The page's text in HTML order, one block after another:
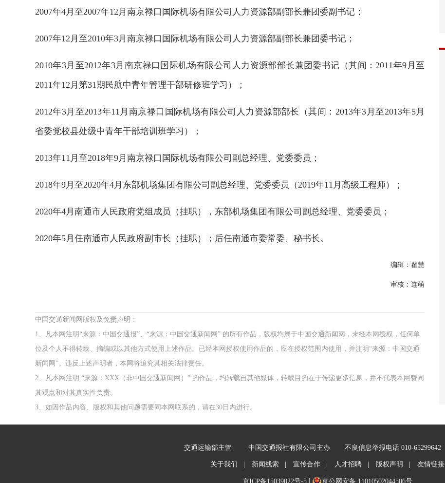
2007年4月至2007年12月南京禄口国际机场有限公司人力资源部副部长兼团委副书记；
2007年12月至2010年3月南京禄口国际机场有限公司人力资源部副部长兼团委书记；
2010年3月至2012年3月南京禄口国际机场有限公司人力资源部部长兼团委书记（其间：2011年9月至
2011年12月第31期民航中青年管理干部研修班学习）；
2012年3月至2013年11月南京禄口国际机场有限公司人力资源部部长（其间：2013年3月至2013年5月
省委党校县处级中青年干部培训班学习）；
2013年11月至2018年9月南京禄口国际机场有限公司副总经理、党委委员；
2018年9月至2020年4月东部机场集团有限公司副总经理、党委委员（2019年11月高级工程师）；
2020年4月南通市人民政府党组成员（挂职），东部机场集团有限公司副总经理、党委委员；
2020年5月任南通市人民政府副市长（挂职）；后任南通市委常委、秘书长。
编辑：翟慧
审核：连萌
中国交通新闻网版权及免责声明：
1、凡本网注明“来源：中国交通报”、“来源：中国交通新闻网” 的所有作品，版权均属于中国交通新闻网，未经本网授权，任何单
位及个人不得转载、摘编或以其他方式使用上述作品。已经本网授权使用作品的，应在授权范围内使用，并注明“来源：中国交通
新闻网”。违反上述声明者，本网将追究其相关法律责任。
2、凡本网注明 “来源：XXX（非中国交通新闻网）” 的作品，均转载自其他媒体，转载目的在于传递更多信息，并不代表本网赞同
其观点和对其真实性负责。
3、如因作品内容、版权和其他问题需要同本网联系的，请在30日内进行。
2026年中国航海日论坛 交通运输执法“我是大队长”主题活动
交通运输部主管 中国交通报社有限公司主办 不良信息举报电话 010-65299642
关于我们 | 新闻线索 | 宣传合作 | 人才招聘 | 版权声明 | 友情链接
京ICP备15039022号-5| 京公网安备 11010502044506号